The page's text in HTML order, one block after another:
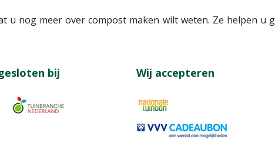
u nog meer over compost maken wilt weten. Ze helpen u
bij Wij accepteren